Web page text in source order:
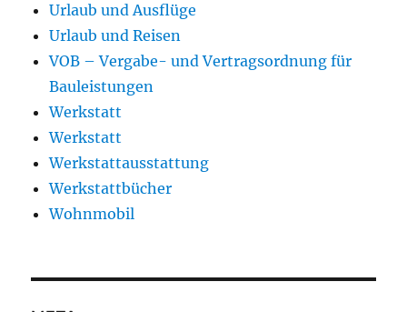
Urlaub und Ausflüge
Urlaub und Reisen
VOB – Vergabe- und Vertragsordnung für
Bauleistungen
Werkstatt
Werkstatt
Werkstattausstattung
Werkstattbücher
Wohnmobil